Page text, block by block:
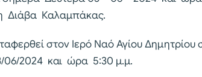
Διάβα Καλαμπάκας.
στον Ιερό Ναό Αγίου
2024 και ώρα 5:30 μ.μ.